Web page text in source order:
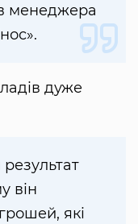
менеджера
дуже
він
які